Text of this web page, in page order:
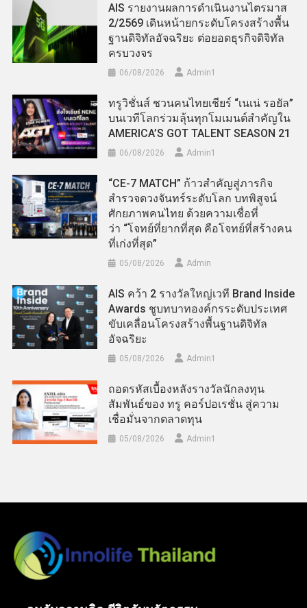
AIS รายงานผลการดำเนินงานไตรมาส
2/2569 เดินหน้ายกระดับโครงสร้างพื้น
ฐานดิจิทัลอัจฉริยะ ต่อยอดธุรกิจดิจิทัล
ครบวงจร
06/08/2026 Admin​1
ทรูวิชั่นส์ ชวนคนไทยเชียร์ “เนเน่ รอยัล”
บนเวทีโลกร่วมลุ้นทุกโมเมนต์สำคัญใน
AMERICA’S GOT TALENT SEASON 21
06/08/2026 Admin​1
“CE-7 MATCH” ก้าวสำคัญสู่ภารกิจ
สำรวจดวงจันทร์ระดับโลก บทพิสูจน์
ศักยภาพคนไทย ด้วยความเชื่อที่
ว่า “โจทย์ที่ยากที่สุด คือโจทย์ที่สร้างคน
ที่เก่งที่สุด”
05/08/2026 Admin
AIS คว้า 2 รางวัลใหญ่เวที Brand Inside
Awards ชูบทบาทองค์กรระดับประเทศ
ขับเคลื่อนโครงสร้างพื้นฐานดิจิทัล
อัจฉริยะ
05/08/2026 Admin​1
ถอดรหัสเบื้องหลังรางวัลนักลงทุน
สัมพันธ์ของ ทรู คอร์ปอเรชั่น สู่ความ
เชื่อมั่นจากตลาดทุน
05/08/2026 Admin​1